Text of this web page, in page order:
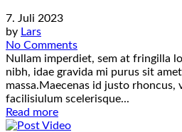
7. Juli 2023
by Lars
No Comments
Nullam imperdiet, sem at fringilla
nibh, idae gravida mi purus sit
massa.Maecenas id justo
facilisiulum scelerisque...
Read more